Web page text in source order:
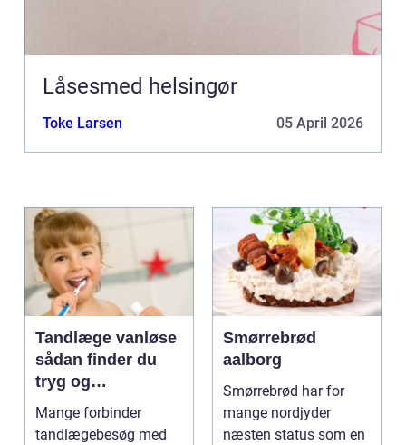
Låsesmed helsingør
Toke Larsen 05 April 2026
Tandlæge vanløse
sådan finder du
tryg og
professionel
tandpleje
Mange forbinder
tandlægebesøg med
Smørrebrød
aalborg
Smørrebrød har for
mange nordjyder
næsten status som en